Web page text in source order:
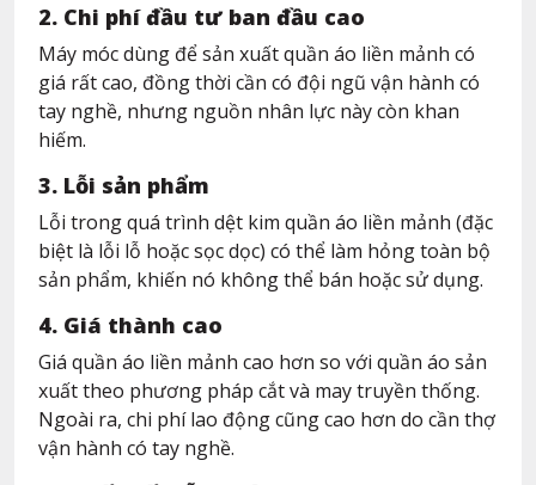
2. Chi phí đầu tư ban đầu cao
Máy móc dùng để sản xuất quần áo liền mảnh có
giá rất cao, đồng thời cần có đội ngũ vận hành có
tay nghề, nhưng nguồn nhân lực này còn khan
hiếm.
3. Lỗi sản phẩm
Lỗi trong quá trình dệt kim quần áo liền mảnh (đặc
biệt là lỗi lỗ hoặc sọc dọc) có thể làm hỏng toàn bộ
sản phẩm, khiến nó không thể bán hoặc sử dụng.
4. Giá thành cao
Giá quần áo liền mảnh cao hơn so với quần áo sản
xuất theo phương pháp cắt và may truyền thống.
Ngoài ra, chi phí lao động cũng cao hơn do cần thợ
vận hành có tay nghề.